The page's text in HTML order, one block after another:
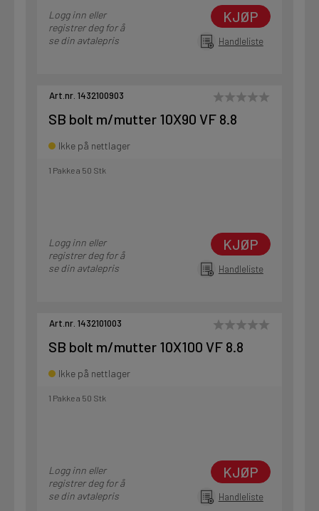
Logg inn eller
registrer deg for å
se din avtalepris
KJØP
Handleliste
Art.nr. 1432100903
SB bolt m/mutter 10X90 VF 8.8
Ikke på nettlager
1 Pakke a 50 Stk
Logg inn eller
registrer deg for å
se din avtalepris
KJØP
Handleliste
Art.nr. 1432101003
SB bolt m/mutter 10X100 VF 8.8
Ikke på nettlager
1 Pakke a 50 Stk
Logg inn eller
registrer deg for å
se din avtalepris
KJØP
Handleliste